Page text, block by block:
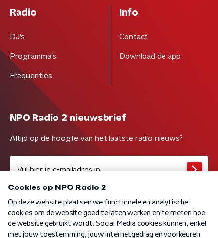
Radio
DJ’s
Programma's
Frequenties
Info
Contact
Download de app
NPO Radio 2 nieuwsbrief
Altijd op de hoogte van het laatste radio nieuws?
Algemene voorwaarden